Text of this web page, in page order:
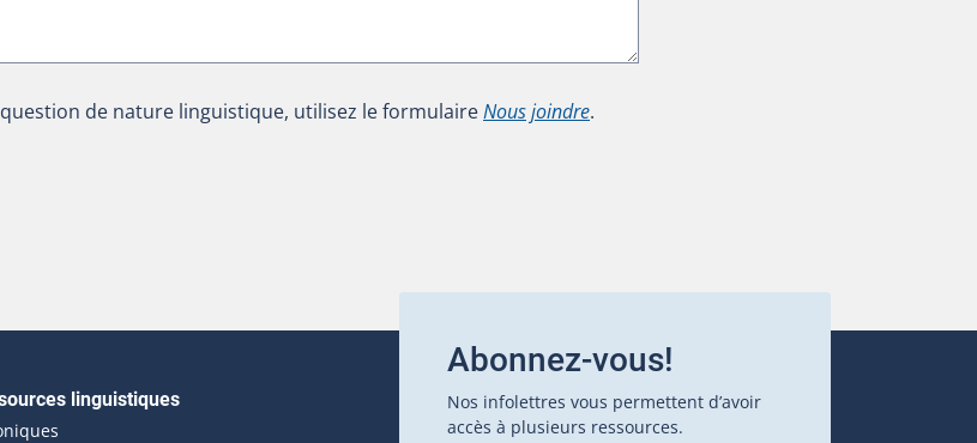
de nature linguistique, utilisez le formulaireNous joindre.
s'ouvrira dans une nouvelle fenêtre.)
linguistiques
Abonnez-vous!
Nos infolettres vous permettent d’avoir
accès à plusieurs ressources.